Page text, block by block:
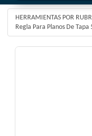
HERRAMIENTAS POR
Regla Para Planos De Tapa